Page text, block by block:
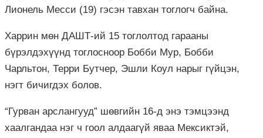
Лионель Месси (19) гэсэн тавхан тоглогч байна.
Харрин мөн ДАШТ-ий 15 тоглолтод гарааны
бүрэлдэхүүнд тоглосноор Бобби Мур, Бобби
Чарльтон, Терри Бутчер, Эшли Коул нарыг гүйцэн,
нэгт бичигдэх болов.
“Гурван арслангууд” шөвгийн 16-д энэ тэмцээнд
хаалгандаа нэг ч гоол алдаагүй яваа Мексиктэй,